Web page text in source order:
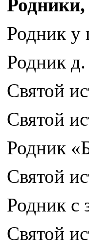
Родник у
Родник
Святой
Святой
Родник
Святой
Родник с
Святой